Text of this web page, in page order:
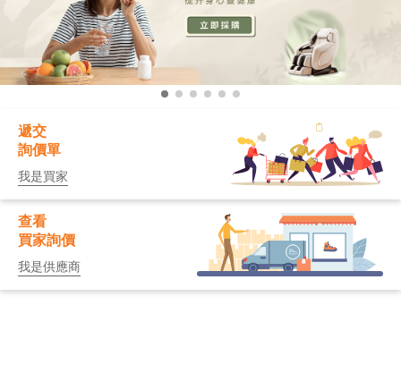
遞交
詢價單
我是買家
查看
買家詢價
我是供應商